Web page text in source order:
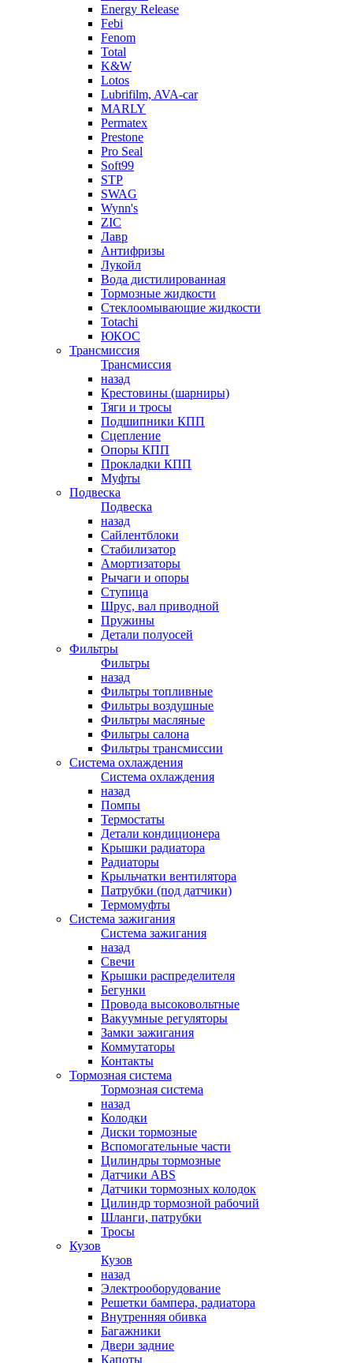
Energy Release
Febi
Fenom
Total
K&W
Lotos
Lubrifilm, AVA-car
MARLY
Permatex
Prestone
Pro Seal
Soft99
STP
SWAG
Wynn's
ZIC
Лавр
Антифризы
Лукойл
Вода дистилированная
Тормозные жидкости
Стеклоомывающие жидкости
Totachi
ЮКОС
Трансмиссия
Трансмиссия
назад
Крестовины (шарниры)
Тяги и тросы
Подшипники КПП
Сцепление
Опоры КПП
Прокладки КПП
Муфты
Подвеска
Подвеска
назад
Сайлентблоки
Стабилизатор
Амортизаторы
Рычаги и опоры
Ступица
Шрус, вал приводной
Пружины
Детали полуосей
Фильтры
Фильтры
назад
Фильтры топливные
Фильтры воздушные
Фильтры масляные
Фильтры салона
Фильтры трансмиссии
Система охлаждения
Система охлаждения
назад
Помпы
Термостаты
Детали кондиционера
Крышки радиатора
Радиаторы
Крыльчатки вентилятора
Патрубки (под датчики)
Термомуфты
Система зажигания
Система зажигания
назад
Свечи
Крышки распределителя
Бегунки
Провода высоковольтные
Вакуумные регуляторы
Замки зажигания
Коммутаторы
Контакты
Тормозная система
Тормозная система
назад
Колодки
Диски тормозные
Вспомогательные части
Цилиндры тормозные
Датчики ABS
Датчики тормозных колодок
Цилиндр тормозной рабочий
Шланги, патрубки
Тросы
Кузов
Кузов
назад
Электрооборудование
Решетки бампера, радиатора
Внутренняя обивка
Багажники
Двери задние
Капоты